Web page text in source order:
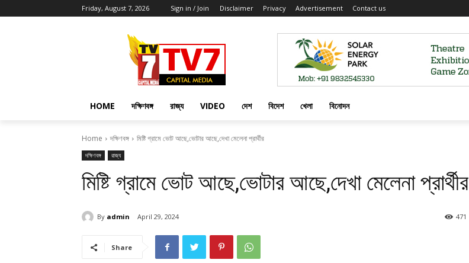
Friday, August 7, 2026 Sign in / Join Disclaimer Privacy Advertisement Contact us
HOME দক্ষিণবঙ্গ রাজ্য VIDEO দেশ বিদেশ খেলা বিনোদন
Home দক্ষিণবঙ্গ মিষ্টি গ্রামে ভোট আছে,ভোটার আছে,দেখা মেলেনা প্রার্থীর
দক্ষিণবঙ্গ রাজ্য
মিষ্টি গ্রামে ভোট আছে,ভোটার আছে,দেখা মেলেনা প্রার্থীর
By admin April 29, 2024 471
Share